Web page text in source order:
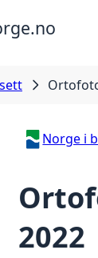
Norge i
2022